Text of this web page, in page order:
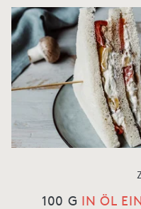
100 G IN ÖL